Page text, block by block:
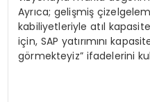
Ayrıca; gelişmiş
kabiliyetleriyle atıl
için, SAP yatırımını
görmekteyiz” ifadelerini